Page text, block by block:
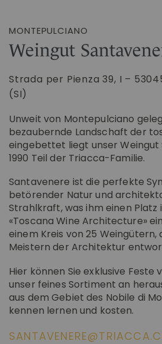
MONTEPULCIANO
Weingut
Strada per Pienza 39, I –
(SI)
Unweit von Montepulciano
bezaubernde Landschaft der
eingebettet liegt unser Weingut
1990 Teil der Triacca-Familie.
Santavenere ist die perfekte
betörender Natur und
Strahlkraft, was ihm einen
«Toscana Wine Architecture»
einem Kreis von 25 Weingütern,
Meistern der Architektur
Hier können Sie exklusive
unser feines Sortiment an
aus dem Gebiet des Nobile di
kennen lernen und kosten.